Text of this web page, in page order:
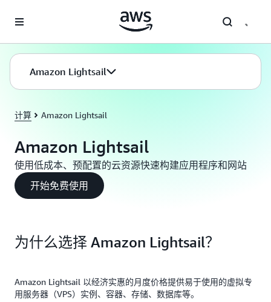
Amazon Lightsail
计算 Amazon Lightsail
Amazon Lightsail
使用低成本、预配置的云资源快速构建应用程序和网站
开始免费使用
为什么选择 Amazon Lightsail？
Amazon Lightsail 以经济实惠的月度价格提供易于使用的虚拟专
用服务器（VPS）实例、容器、存储、数据库等。